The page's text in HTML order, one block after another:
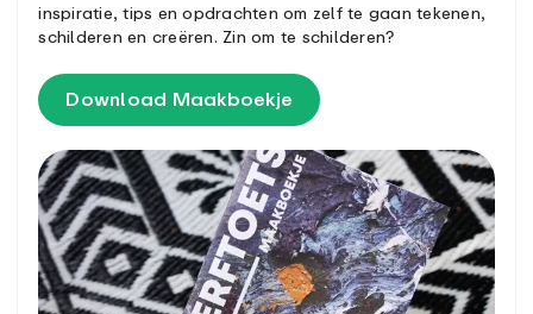
inspiratie, tips en opdrachten om zelf te gaan tekenen,
schilderen en creëren. Zin om te schilderen?
Download Maakboekje